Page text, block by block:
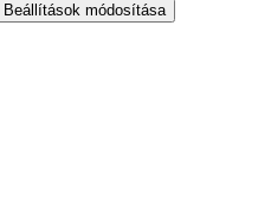
Beállítások módosítása